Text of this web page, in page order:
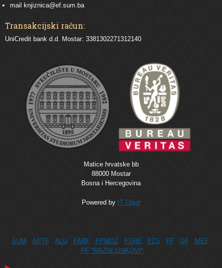
mail
knjiznica@ef.sum.ba
Transakcijski račun:
UniCredit bank d.d. Mostar: 3381302271312140
Matice hrvatske bb
88000 Mostar
Bosna i Hercegovina
Powered by IT Odjel
SUM APTF ALU FARF FPMOZ FSRE FZS FF GF
MEF
PF *RAZNI LINKOVI*